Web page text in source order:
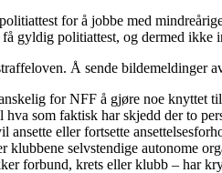
for å jobbe med
gyldig politiattest, og dermed ikke
Å sende bildemeldinger
for NFF å gjøre noe knyttet
som faktisk har skjedd der to
eller fortsette
klubbene selvstendige autonome
forbund, krets eller klubb – har